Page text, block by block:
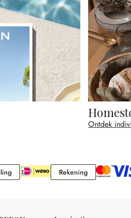
Ontdek
Vooruitbetaling RekeningRekening